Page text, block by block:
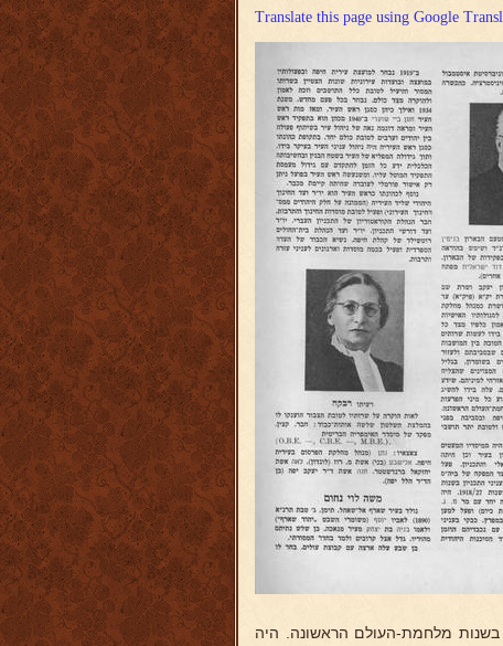
Translate this page using Google
בשנות מלחמת-העולם הראשונה. היה